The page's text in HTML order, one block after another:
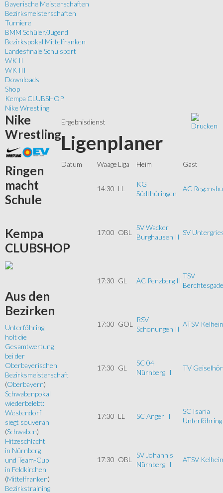
Bayerische Meisterschaften
Bezirksmeisterschaften
Turniere
BMM Schüler/Jugend
Bezirkspokal Mittelfranken
Landesfinale Schulsport
WK II
WK III
Downloads
Shop
Kempa CLUBSHOP
Nike Wrestling
Ergebnisdienst
Ligenplaner
Datum Waage Liga Heim Gast
14:30 LL
KG
Südthüringen
AC
17:00 OBL
SV Wacker
Burghausen II
SV
17:30 GL AC Penzberg II
TSV
17:30 GOL
RSV
Schonungen II
ATSV
17:30 GL
SC 04
Nürnberg II
TV
17:30 LL SC Anger II
SC Isaria
17:30 OBL
SV Johannis
Nürnberg II
ATSV
Nike
Wrestling
Ringen
macht
Schule
Kempa
CLUBSHOP
Aus den
Bezirken
Unterföhring
holt die
Gesamtwertung
bei der
Oberbayerischen
Bezirksmeisterschaft
(Oberbayern)
Schwabenpokal
wiederbelebt:
Westendorf
siegt souverän
(Schwaben)
Hitzeschlacht
in Nürnberg
und Team-Cup
in Feldkirchen
(Mittelfranken)
Bezirkstraining